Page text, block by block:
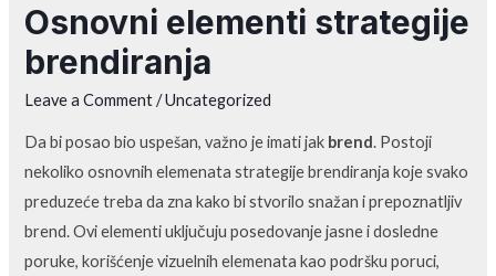
Osnovni elementi strategije
brendiranja
Leave a Comment /Uncategorized
Da bi posao bio uspešan, važno je imati jak brend. Postoji
nekoliko osnovnih elemenata strategije brendiranja koje svako
preduzeće treba da zna kako bi stvorilo snažan i prepoznatljiv
brend. Ovi elementi uključuju posedovanje jasne i dosledne
poruke, korišćenje vizuelnih elemenata kao podršku poruci,